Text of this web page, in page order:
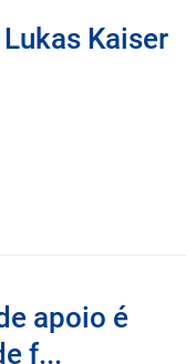
Kaiser
apoio é